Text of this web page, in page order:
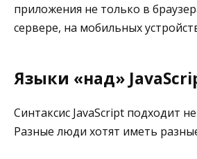
приложения не только в
сервере, на мобильных
Языки «над»
Синтаксис JavaScript подходит
Разные люди хотят иметь